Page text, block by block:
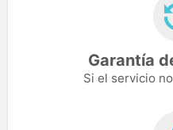
Garantía
Si el servicio